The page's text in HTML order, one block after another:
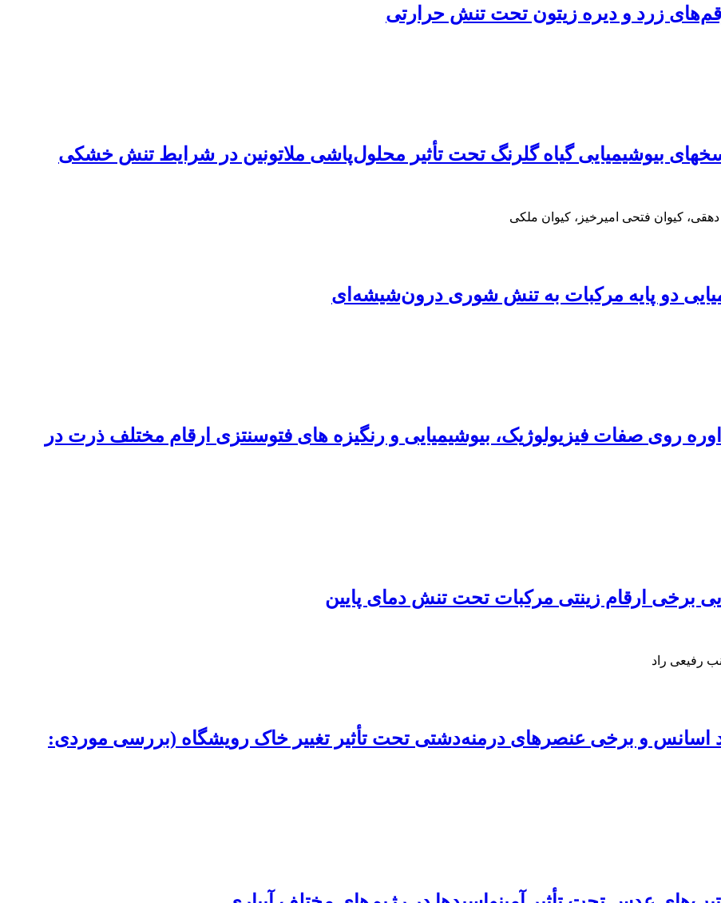
زرد و دیره زیتون تحت تنش حرارتی
بیوشیمیایی گیاه گلرنگ تحت تأثیر محلول‌پاشی ملاتونین در شرایط تنش خشکی
کیوان فتحی امیرخیز، کیوان ملکی
دو پایه مرکبات به تنش شوری درون‌شیشه‌ای
روی صفات فیزیولوژیک، بیوشیمیایی و رنگیزه ‏های فتوسنتزی ارقام مختلف ذرت در
برخی ارقام زینتی مرکبات تحت تنش دمای پایین
رفیعی راد
اسانس و برخی عنصرهای درمنه‌دشتی تحت تأثیر تغییر خاک رویشگاه (بررسی موردی: